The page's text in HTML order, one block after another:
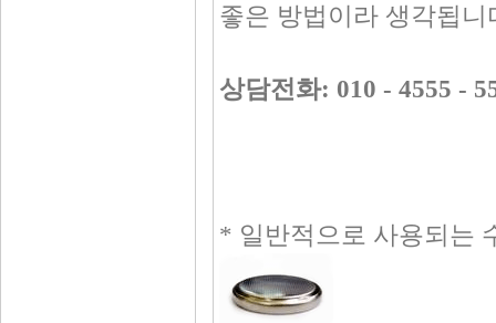
좋은 방법이라 생각됩니
상담전화: 010 - 4555 -
* 일반적으로 사용되는